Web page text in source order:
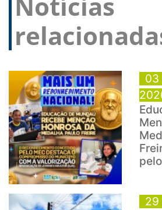
03
29